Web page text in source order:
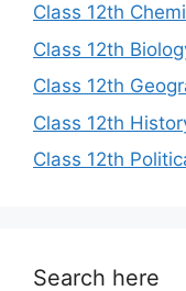
Class 12th
Class 12th
Class 12th
Class 12th
Class 12th
Search here